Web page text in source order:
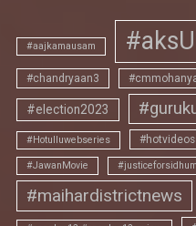
#aajkamausam
#chandryaan3
#election2023
#Hotulluwebseries
#JawanMovie
#maihardistrictnews